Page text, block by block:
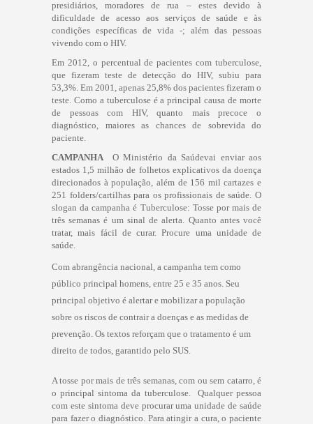
presidiários, moradores de rua – estes devido à
dificuldade de acesso aos serviços de saúde e às
condições específicas de vida -; além das pessoas
vivendo com o HIV.
Em 2012, o percentual de pacientes com tuberculose,
que fizeram teste de detecção do HIV, subiu para
53,3%. Em 2001, apenas 25,8% dos pacientes fizeram o
teste. Como a tuberculose é a principal causa de morte
de pessoas com HIV, quanto mais precoce o
diagnóstico, maiores as chances de sobrevida do
paciente.
CAMPANHA
 O Ministério da Saúdevai enviar aos
estados 1,5 milhão de folhetos explicativos da doença
direcionados à população, além de 156 mil cartazes e
251 folders/cartilhas para os profissionais de saúde. O
slogan da campanha é Tuberculose: Tosse por mais de
três semanas é um sinal de alerta. Quanto antes você
tratar, mais fácil de curar. Procure uma unidade de
saúde.
Com abrangência nacional, a campanha tem como
público principal homens, entre 25 e 35 anos. Seu
principal objetivo é alertar e mobilizar a população
sobre os riscos de contrair a doenças e as medidas de
prevenção. Os textos reforçam que o tratamento é um
direito de todos, garantido pelo SUS.
A tosse por mais de três semanas, com ou sem catarro, é
o principal sintoma da tuberculose. Qualquer pessoa
com este sintoma deve procurar uma unidade de saúde
para fazer o diagnóstico. Para atingir a cura, o paciente